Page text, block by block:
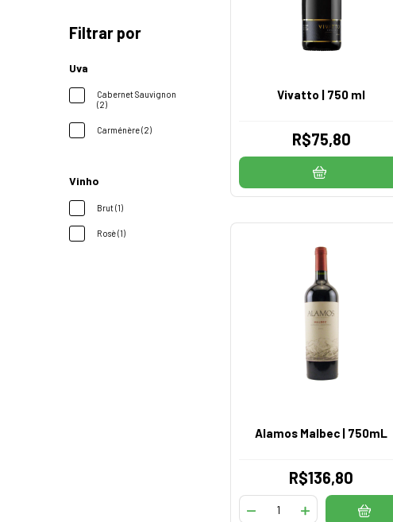
Filtrar por
Uva
Cabernet Sauvignon
(2)
Carménère (2)
Vinho
Brut (1)
Rosè (1)
Vivatto | 750 ml
R$75,80
Alamos Malbec | 750mL
R$136,80